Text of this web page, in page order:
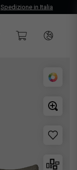
Spedizione in Italia